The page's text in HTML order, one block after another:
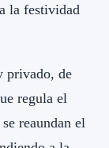
la festividad
privado, de
regula el
reaundan el